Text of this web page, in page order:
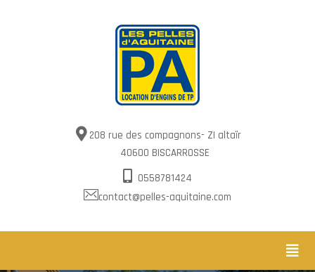
208 rue des compagnons- ZI altaïr
40600 BISCARROSSE
0558781424
contact@pelles-aquitaine.com